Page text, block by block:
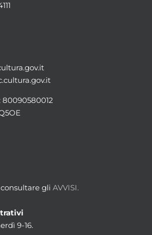
: 80090580012
gli AVVISI.
9-16.